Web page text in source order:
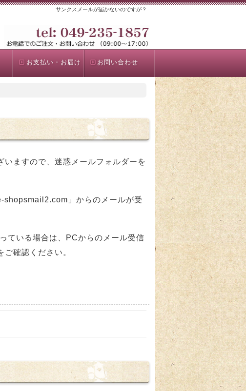
サンクスメールが届かないのですが？
お支払い・お届け お問い合わせ
ますので、迷惑メールフォルダーを
shopsmail2.com」からのメールが受
ている場合は、PCからのメール受信
確認ください。